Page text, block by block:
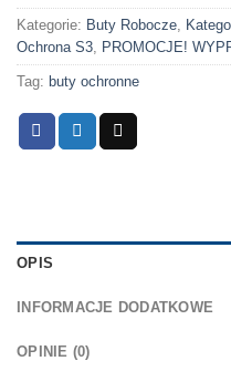
Kategorie: Buty Robocze,
Ochrona S3, PROMOCJE!
Tag: buty ochronne
OPIS
INFORMACJE DODATKOWE
OPINIE (0)